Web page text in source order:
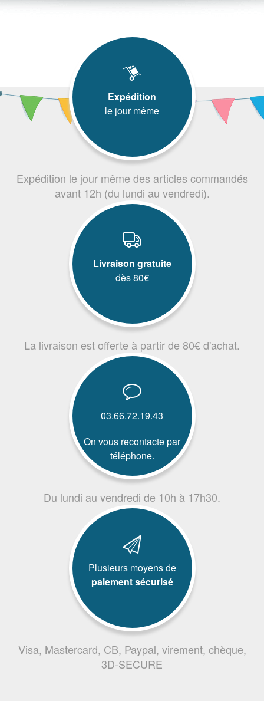
Expédition
le jour même
Expédition le jour même des articles commandés
avant 12h (du lundi au vendredi).
Livraison gratuite
dès 80€
La livraison est offerte à partir de 80€ d'achat.
03.66.72.19.43
On vous recontacte par
téléphone.
Du lundi au vendredi de 10h à 17h30.
Plusieurs moyens de
paiement sécurisé
Visa, Mastercard, CB, Paypal, virement, chèque,
3D-SECURE